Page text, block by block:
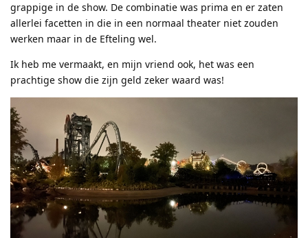
grappige in de show. De combinatie was prima en er zaten
allerlei facetten in die in een normaal theater niet zouden
werken maar in de Efteling wel.
Ik heb me vermaakt, en mijn vriend ook, het was een
prachtige show die zijn geld zeker waard was!